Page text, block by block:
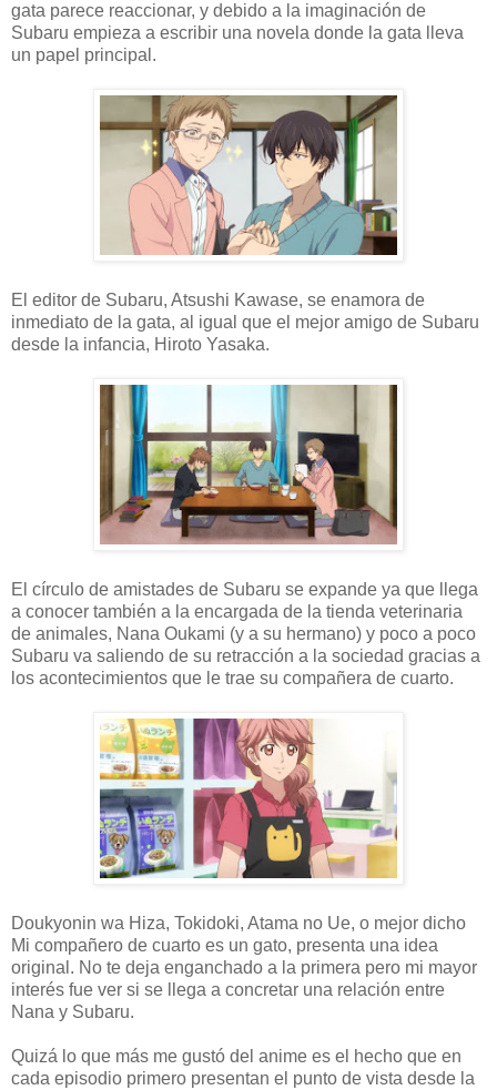
gata parece reaccionar, y debido a la imaginación de
Subaru empieza a escribir una novela donde la gata lleva
un papel principal.
El editor de Subaru, Atsushi Kawase, se enamora de
inmediato de la gata, al igual que el mejor amigo de Subaru
desde la infancia, Hiroto Yasaka.
El círculo de amistades de Subaru se expande ya que llega
a conocer también a la encargada de la tienda veterinaria
de animales, Nana Oukami (y a su hermano) y poco a poco
Subaru va saliendo de su retracción a la sociedad gracias a
los acontecimientos que le trae su compañera de cuarto.
Doukyonin wa Hiza, Tokidoki, Atama no Ue, o mejor dicho
Mi compañero de cuarto es un gato, presenta una idea
original. No te deja enganchado a la primera pero mi mayor
interés fue ver si se llega a concretar una relación entre
Nana y Subaru.
Quizá lo que más me gustó del anime es el hecho que en
cada episodio primero presentan el punto de vista desde la